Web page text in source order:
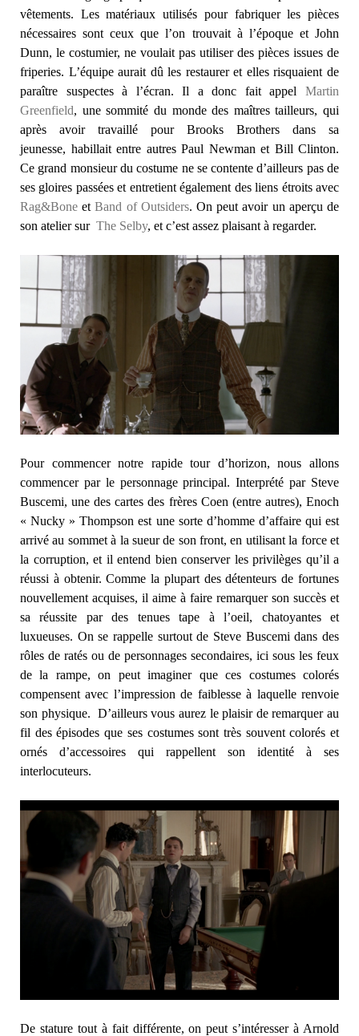
vêtements. Les matériaux utilisés pour fabriquer les pièces
nécessaires sont ceux que l’on trouvait à l’époque et John
Dunn, le costumier, ne voulait pas utiliser des pièces issues de
friperies. L’équipe aurait dû les restaurer et elles risquaient de
paraître suspectes à l’écran. Il a donc fait appel Martin
Greenfield, une sommité du monde des maîtres tailleurs, qui
après avoir travaillé pour Brooks Brothers dans sa
jeunesse, habillait entre autres Paul Newman et Bill Clinton.
Ce grand monsieur du costume ne se contente d’ailleurs pas de
ses gloires passées et entretient également des liens étroits avec
Rag&Bone etBand of Outsiders. On peut avoir un aperçu de
son atelier sur The Selby, et c’est assez plaisant à regarder.
Pour commencer notre rapide tour d’horizon, nous allons
commencer par le personnage principal. Interprété par Steve
Buscemi, une des cartes des frères Coen (entre autres), Enoch
« Nucky » Thompson est une sorte d’homme d’affaire qui est
arrivé au sommet à la sueur de son front, en utilisant la force et
la corruption, et il entend bien conserver les privilèges qu’il a
réussi à obtenir. Comme la plupart des détenteurs de fortunes
nouvellement acquises, il aime à faire remarquer son succès et
sa réussite par des tenues tape à l’oeil, chatoyantes et
luxueuses. On se rappelle surtout de Steve Buscemi dans des
rôles de ratés ou de personnages secondaires, ici sous les feux
de la rampe, on peut imaginer que ces costumes colorés
compensent avec l’impression de faiblesse à laquelle renvoie
son physique. D’ailleurs vous aurez le plaisir de remarquer au
fil des épisodes que ses costumes sont très souvent colorés et
ornés d’accessoires qui rappellent son identité à ses
interlocuteurs.
De stature tout à fait différente, on peut s’intéresser à Arnold